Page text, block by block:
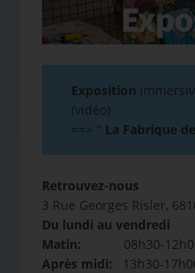
Exposition
(vidéo)
==> " La Fabrique
Retrouvez-nous
3 Rue Georges Risler,
Du lundi au vendredi
Matin: 08h30-
Après midi: 13h30-